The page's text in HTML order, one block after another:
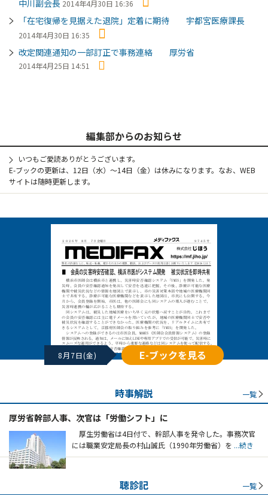
中川副会長 2014年4月30日 16:36
「在宅復帰を見据えた退院」定着に期待 宇都宮医療課長
2014年4月30日 16:35
改定関連通知の一部訂正で事務連絡 厚労省
2014年4月25日 14:51
編集部からのお知らせ
いつもご愛読ありがとうございます。
E-ブックの更新は、12日（水）～14日（金）は休みになります。なお、WEB
サイトは随時更新します。
8月7日(金) E-ブックを見る
時事解説 一覧
厚労省幹部人事、次官は「労働シフト」に
厚生労働省は4日付で、幹部人事を発令した。事務次官
には職業安定局長の村山誠氏（1990年労働省）を ...続き
聴診記 一覧